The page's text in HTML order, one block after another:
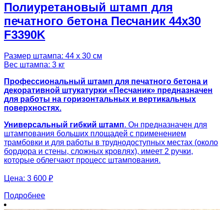
Полиуретановый штамп для
печатного бетона Песчаник 44х30
F3390K
Размер штампа: 44 х 30 см
Вес штампа: 3 кг
Профессиональный штамп для печатного бетона и
декоративной штукатурки «Песчаник» предназначен
для работы на горизонтальных и вертикальных
поверхностях.
Универсальный гибкий штамп. Он предназначен для
штампования больших площадей с применением
трамбовки и для работы в труднодоступных местах (около
бордюра и стены, сложных кровлях), имеет 2 ручки,
которые облегчают процесс штампования.
Цена: 3 600 ₽
Подробнее